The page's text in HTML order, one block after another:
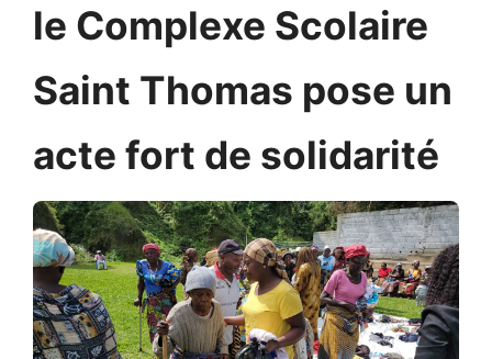
le Complexe Scolaire
Saint Thomas pose un
acte fort de solidarité